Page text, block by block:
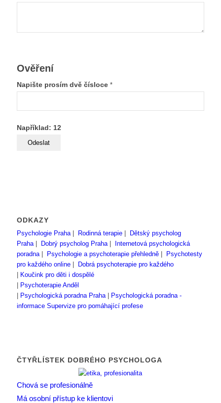
Ověření
Napište prosím dvě čísloce *
Například: 12
ODKAZY
Psychologie Praha| Rodinná terapie|
Dětský psycholog
Praha| Dobrý psycholog Praha|
Internetová psychologická
poradna| Psychologie a psychoterapie přehledně|
Psychotesty
pro každého online|
Dobrá psychoterapie pro každého
Koučink pro děti i dospělé
Psychoterapie Anděl
Psychologická poradna Praha|
Psychologická poradna -
informace Supervize pro pomáhající profese
ČTYŘLÍSTEK DOBRÉHO PSYCHOLOGA
Chová se profesionálně
Má osobní přístup ke klientovi